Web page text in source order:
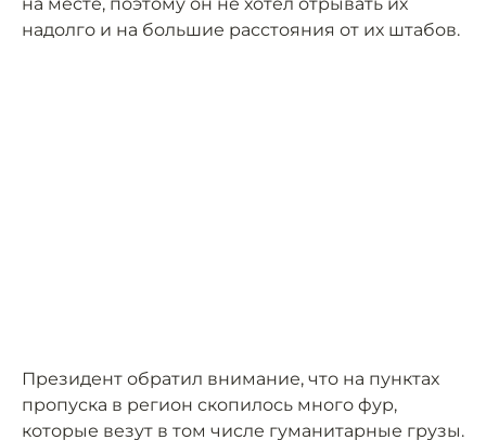
на месте, поэтому он не хотел отрывать их
надолго и на большие расстояния от их штабов.
Президент обратил внимание, что на пунктах
пропуска в регион скопилось много фур,
которые везут в том числе гуманитарные грузы.